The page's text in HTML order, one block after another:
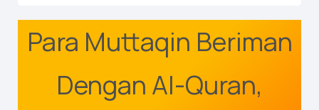
Para Muttaqin Beriman
Dengan Al-Quran,